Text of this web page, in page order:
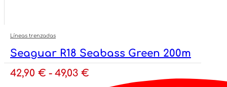
Líneas trenzadas
Seaguar R18 Seabass Green 200m
42,90 € - 49,03 €